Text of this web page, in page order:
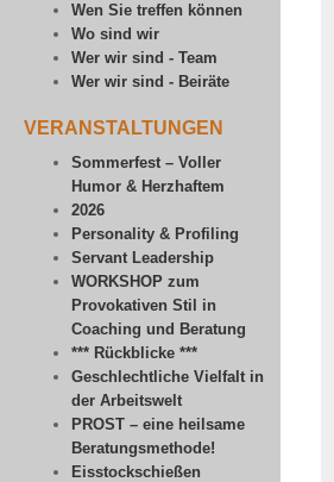
Wen Sie treffen können
Wo sind wir
Wer wir sind - Team
Wer wir sind - Beiräte
VERANSTALTUNGEN
Sommerfest – Voller
Humor & Herzhaftem
2026
Personality & Profiling
Servant Leadership
WORKSHOP zum
Provokativen Stil in
Coaching und Beratung
*** Rückblicke ***
Geschlechtliche Vielfalt in
der Arbeitswelt
PROST – eine heilsame
Beratungsmethode!
Eisstockschießen